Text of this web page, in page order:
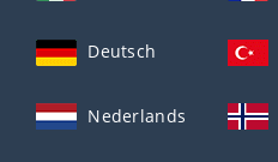
Deutsch
Nederlands